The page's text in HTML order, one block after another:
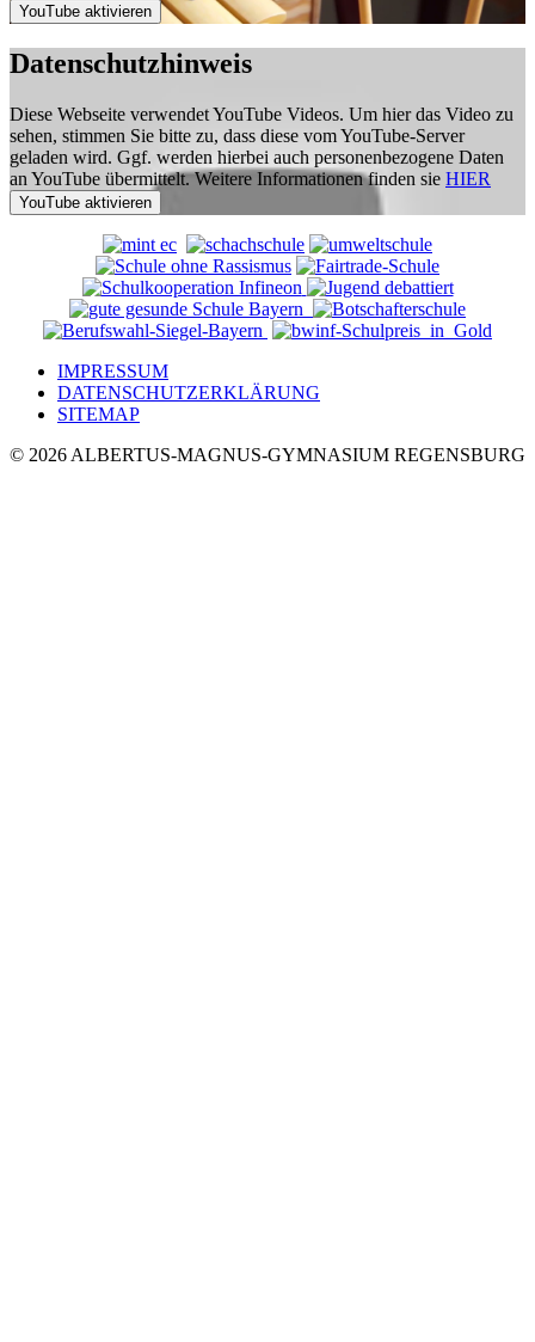
Datenschutzhinweis
Diese Webseite verwendet YouTube Videos. Um hier das Video zu
sehen, stimmen Sie bitte zu, dass diese vom YouTube-Server
geladen wird. Ggf. werden hierbei auch personenbezogene Daten
an YouTube übermittelt. Weitere Informationen finden sie HIER
IMPRESSUM
DATENSCHUTZERKLÄRUNG
SITEMAP
© 2026 ALBERTUS-MAGNUS-GYMNASIUM REGENSBURG